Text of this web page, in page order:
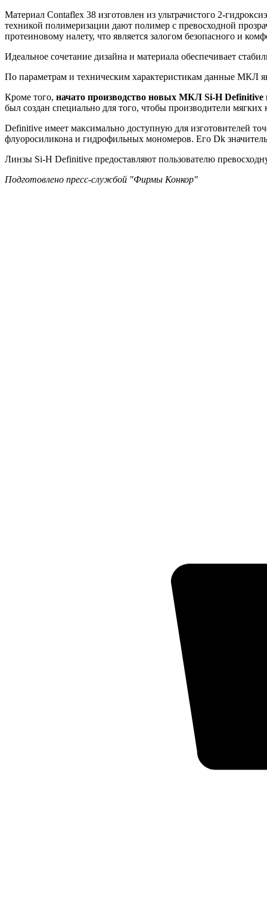
Материал Contaflex 38 изготовлен из ультрачистого 2-
техникой полимеризации дают полимер с превосходной
протеиновому налету, что является залогом безопасного и
Идеальное сочетание дизайна и материала обеспечивает
По параметрам и техническим характеристикам данные МКЛ
Кроме того, начато производство новых МКЛ Si-H
был создан специально для того, чтобы производители
Definitive имеет максимально доступную для изготовителей
флуоросиликона и гидрофильных мономеров. Его Dk
Линзы Si-H Definitive предоставляют пользователю
Подготовлено пресс-службой "Фирмы Конкор"